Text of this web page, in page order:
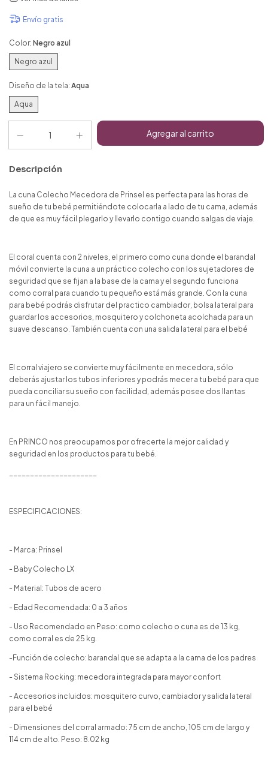
Envío gratis
Color: Negro azul
Negro azul
Diseño de la tela: Aqua
Aqua
Descripción
La cuna Colecho Mecedora de Prinsel es perfecta para las horas de
sueño de tu bebé permitiéndote colocarla a lado de tu cama, además
de que es muy fácil plegarlo y llevarlo contigo cuando salgas de viaje.
El coral cuenta con 2 niveles, el primero como cuna donde el barandal
móvil convierte la cuna a un práctico colecho con los sujetadores de
seguridad que se fijan a la base de la cama y el segundo funciona
como corral para cuando tu pequeño está más grande. Con la cuna
para bebé podrás disfrutar del practico cambiador, bolsa lateral para
guardar los accesorios, mosquitero y colchoneta acolchada para un
suave descanso. También cuenta con una salida lateral para el bebé
El corral viajero se convierte muy fácilmente en mecedora, sólo
deberás ajustar los tubos inferiores y podrás mecer a tu bebé para que
pueda conciliar su sueño con facilidad, además posee dos llantas
para un fácil manejo.
En PRINCO nos preocupamos por ofrecerte la mejor calidad y
seguridad en los productos para tu bebé.
ESPECIFICACIONES:
- Marca: Prinsel
- Baby Colecho LX
- Material: Tubos de acero
- Edad Recomendada: 0 a 3 años
- Uso Recomendado en Peso: como colecho o cuna es de 13 kg,
como corral es de 25 kg.
-Función de colecho: barandal que se adapta a la cama de los padres
- Sistema Rocking: mecedora integrada para mayor confort
- Accesorios incluidos: mosquitero curvo, cambiador y salida lateral
para el bebé
- Dimensiones del corral armado: 75 cm de ancho, 105 cm de largo y
114 cm de alto. Peso: 8.02 kg